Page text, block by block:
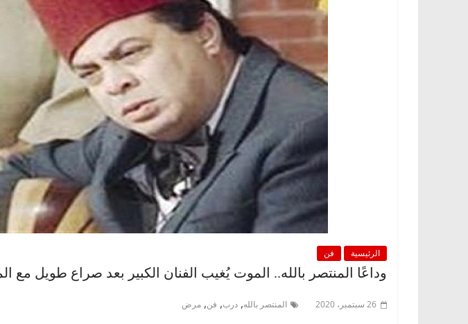
الرئيسية فن
وداعًا المنتصر بالله.. الموت يُغيب الفنان الكبير بعد صراع طويل مع
26 سبتمبر، 2020 المنتصر بالله, درب, فن, مرض